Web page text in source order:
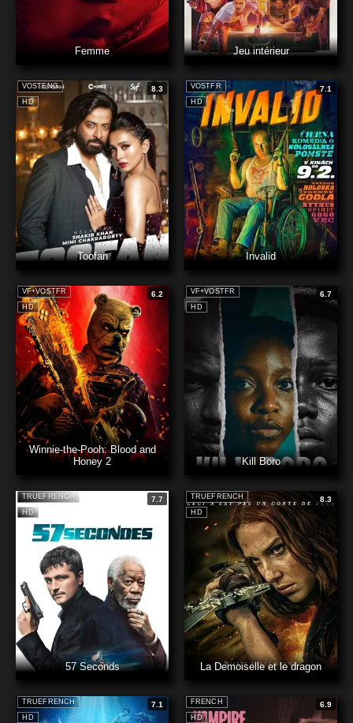
Femme Jeu intérieur
HD
VOSTENG 8.3
Toofan
HD
VOSTFR 7.1
Invalid
HD
VF+VOSTFR 6.2
Winnie-the-Pooh: Blood and
Honey 2
HD
VF+VOSTFR 6.7
Kill Boro
HD
TRUEFRENCH 7.7
57 Seconds
HD
TRUEFRENCH 8.3
La Demoiselle et le dragon
HD
TRUEFRENCH 7.1
HD
FRENCH 6.9